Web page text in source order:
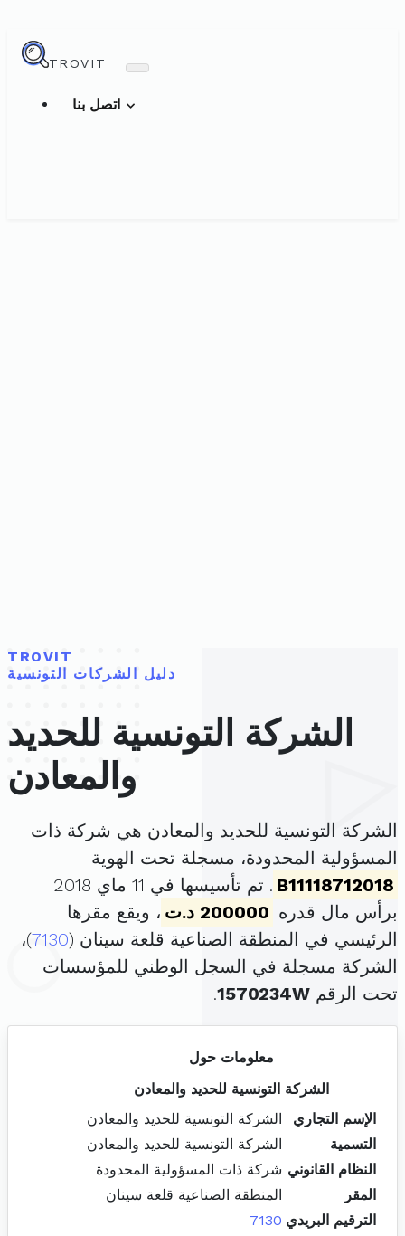
TROVIT
TROVIT
دليل الشركات التونسية
الشركة التونسية للحديد
والمعادن
الشركة التونسية للحديد والمعادن هي شركة ذات
المسؤولية المحدودة، مسجلة تحت الهوية
B11118712018
. تم تأسيسها في 11 ماي 2018
برأس مال قدره 200000 د.ت
، ويقع مقرها
الرئيسي في المنطقة الصناعية قلعة سينان (7130)،
الشركة مسجلة في السجل الوطني للمؤسسات
تحت الرقم 1570234W
.
معلومات حول
الشركة التونسية للحديد والمعادن
الإسم التجاري
الشركة التونسية للحديد والمعادن
التسمية
الشركة التونسية للحديد والمعادن
النظام القانوني شركة ذات المسؤولية المحدودة
المقر
المنطقة الصناعية قلعة سينان
الترقيم البريدي 7130